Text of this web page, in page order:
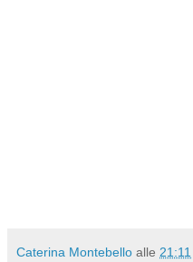
Caterina Montebello alle 21:11